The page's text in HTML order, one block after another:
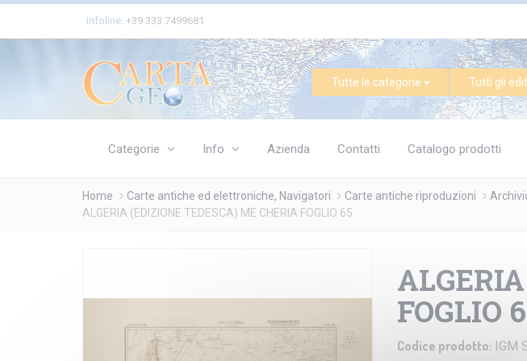
Infoline: +39 333 7499681
Tutte le categorie Tutti gli
Categorie Info Azienda Contatti Catalogo prodotti
Home Carte antiche ed elettroniche, Navigatori Carte antiche riproduzioni
ALGERIA (EDIZIONE TEDESCA) ME CHERIA FOGLIO 65
FOGLIO
Codice prodotto: IGM
Cookies management panel